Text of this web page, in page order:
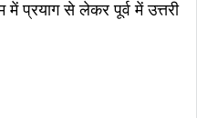
में प्रयाग से लेकर पूर्व में उत्तरी